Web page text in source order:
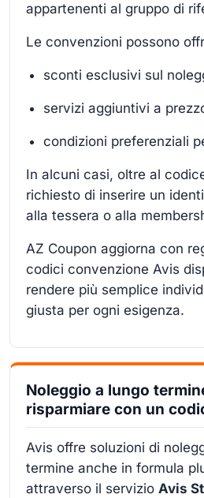
appartenenti al gruppo di
Le convenzioni possono
sconti esclusivi sul
servizi aggiuntivi a
condizioni preferenziali
In alcuni casi, oltre al
richiesto di inserire un
alla tessera o alla
AZ Coupon aggiorna con
codici convenzione Avis
rendere più semplice
giusta per ogni esigenza.
Noleggio a lungo
risparmiare con un
Avis offre soluzioni di
termine anche in formula
attraverso il servizio Avis